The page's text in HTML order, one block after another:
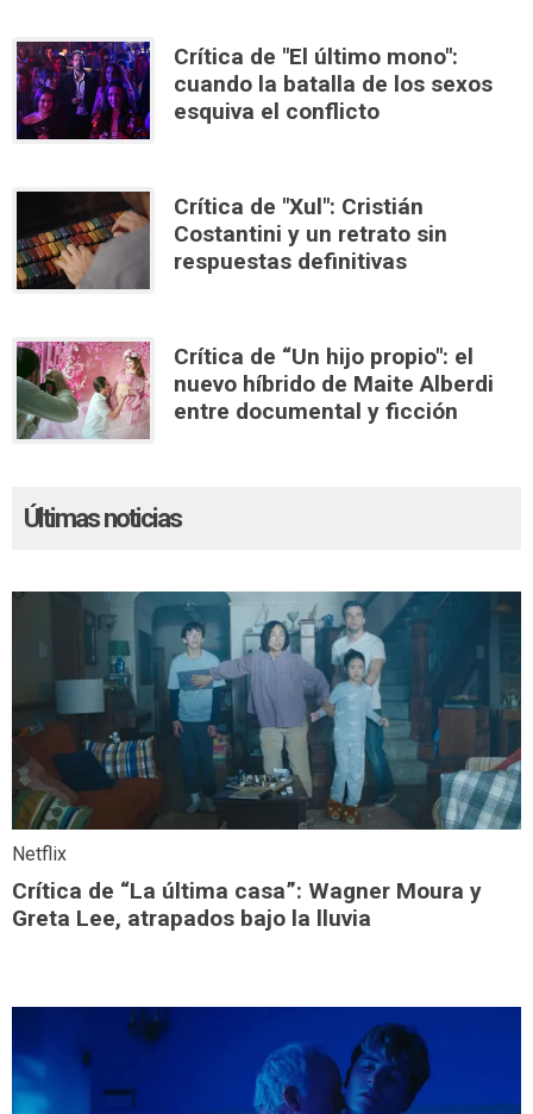
Crítica de "El último mono":
cuando la batalla de los sexos
esquiva el conflicto
Crítica de "Xul": Cristián
Costantini y un retrato sin
respuestas definitivas
Crítica de “Un hijo propio": el
nuevo híbrido de Maite Alberdi
entre documental y ficción
Últimas noticias
Netflix
Crítica de “La última casa”: Wagner Moura y
Greta Lee, atrapados bajo la lluvia